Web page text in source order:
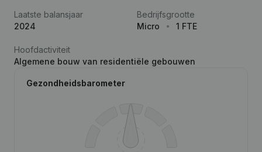
Laatste balansjaar
2024
Bedrijfsgrootte
Micro
1 FTE
Hoofdactiviteit
Algemene bouw van residentiële gebouwen
Gezondheidsbarometer